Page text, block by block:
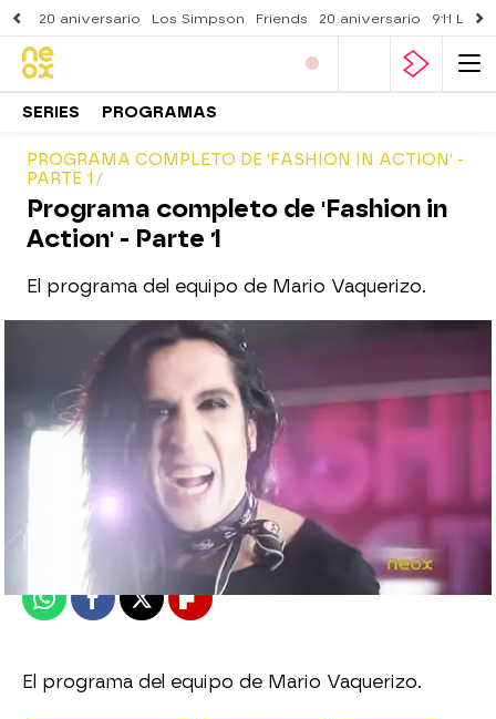
20 aniversario Los Simpson Friends 20 aniversario 911
SERIES PROGRAMAS
PROGRAMA COMPLETO DE 'FASHION IN ACTION' -
PARTE 1
Programa completo de 'Fashion in
Action' - Parte 1
El programa del equipo de Mario Vaquerizo.
Publicado: 06 de octubre de 2012, 15:13
WhatsappFacebook
X Flipboard
El programa del equipo de Mario Vaquerizo.